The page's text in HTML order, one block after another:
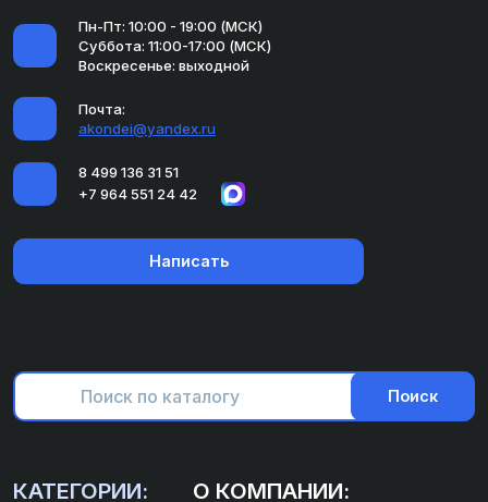
Пн-Пт: 10:00 - 19:00 (МСК)
Суббота: 11:00-17:00 (МСК)
Воскресенье: выходной
Почта:
akondei@yandex.ru
8 499 136 31 51
+7 964 551 24 42
Написать
Поиск
КАТЕГОРИИ: О КОМПАНИИ: